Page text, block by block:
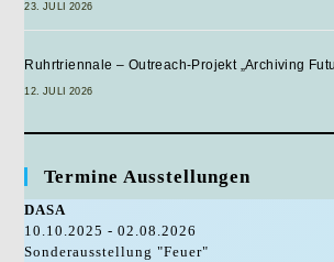
23. JULI 2026
Ruhrtriennale – Outreach-Projekt „Archiving
12. JULI 2026
Termine Ausstellungen
DASA
10.10.2025 - 02.08.2026
Sonderausstellung "Feuer"